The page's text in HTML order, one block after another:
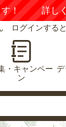
！ 詳し
ログインする
・キャンペー
ン